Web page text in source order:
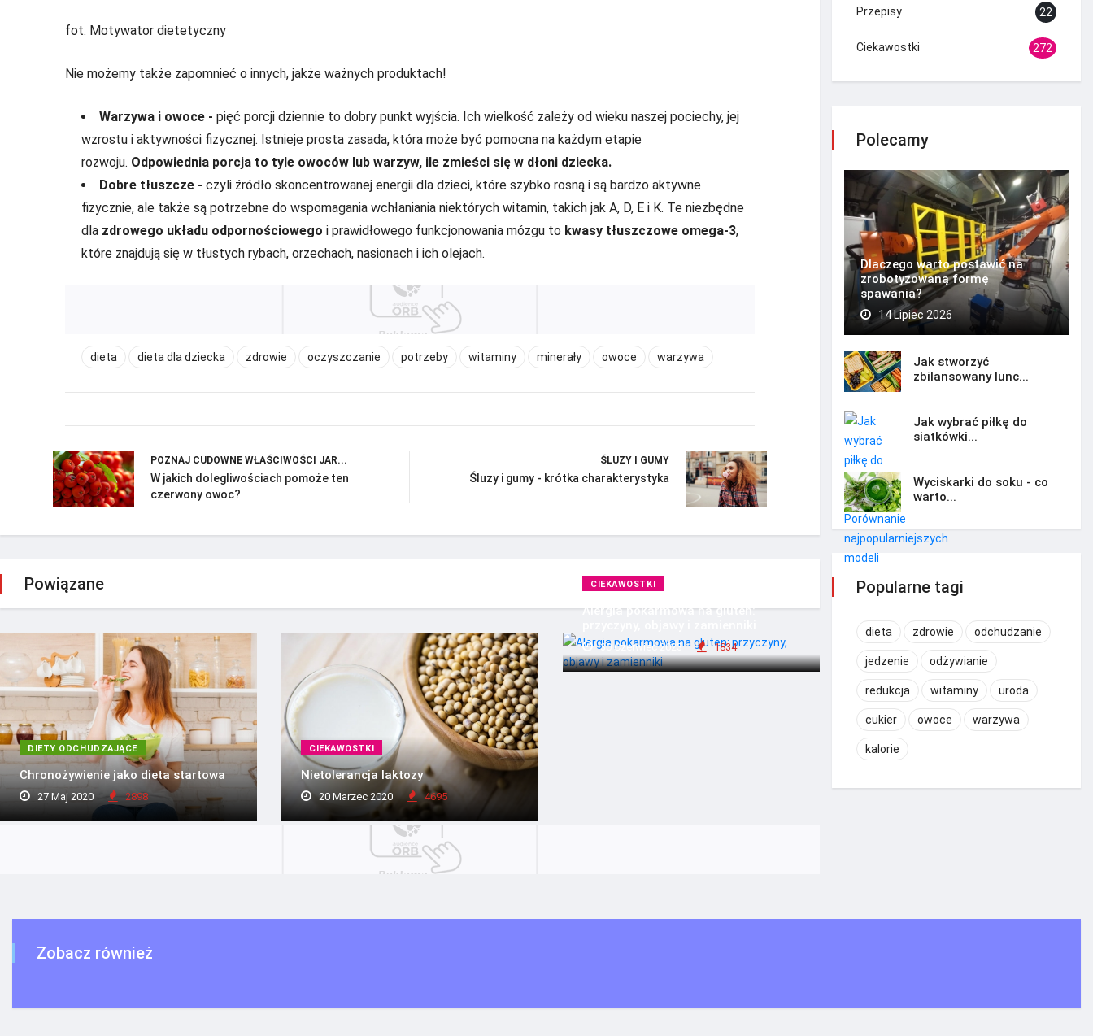
fot. Motywator dietetyczny
Nie możemy także zapomnieć o innych, jakże ważnych produktach!
Warzywa i owoce - pięć porcji dziennie to dobry punkt wyjścia. Ich wielkość zależy od wieku naszej pociechy, jej
wzrostu i aktywności fizycznej. Istnieje prosta zasada, która może być pomocna na każdym etapie
rozwoju. Odpowiednia porcja to tyle owoców lub warzyw, ile zmieści się w dłoni dziecka.
Dobre tłuszcze - czyli źródło skoncentrowanej energii dla dzieci, które szybko rosną i są bardzo aktywne
fizycznie, ale także są potrzebne do wspomagania wchłaniania niektórych witamin, takich jak A, D, E i K. Te niezbędne
dla zdrowego układu odpornościowego i prawidłowego funkcjonowania mózgu to kwasy tłuszczowe omega-3,
które znajdują się w tłustych rybach, orzechach, nasionach i ich olejach.
dieta dieta dla dziecka zdrowie oczyszczanie potrzeby witaminy minerały owoce warzywa
POZNAJ CUDOWNE WŁAŚCIWOŚCI JAR...
W jakich dolegliwościach pomoże ten
czerwony owoc?
ŚLUZY I GUMY
Śluzy i gumy - krótka charakterystyka
Powiązane
DIETY ODCHUDZAJĄCE
Chronożywienie jako dieta startowa
27 Maj 2020 2898
CIEKAWOSTKI
Nietolerancja laktozy
20 Marzec 2020 4695
CIEKAWOSTKI
Alergia pokarmowa na gluten:
30 Czerwiec 2023 1834
Przepisy 22
Ciekawostki 272
Polecamy
Dlaczego warto postawić na
zrobotyzowaną formę
spawania?
14 Lipiec 2026
Jak stworzyć
zbilansowany lunc...
Jak wybrać piłkę do
siatkówki...
Wyciskarki do soku - co
warto...
Popularne tagi
dieta zdrowie odchudzanie
jedzenie odżywianie
redukcja witaminy uroda
cukier owoce warzywa
kalorie
Zobacz również